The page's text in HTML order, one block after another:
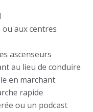
ou aux centres
ascenseurs
au lieu de conduire
en marchant
rapide
ou un podcast